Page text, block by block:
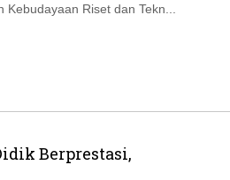
Riset dan Tekn...
Berprestasi,